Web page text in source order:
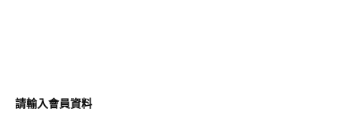
請輸入會員資料